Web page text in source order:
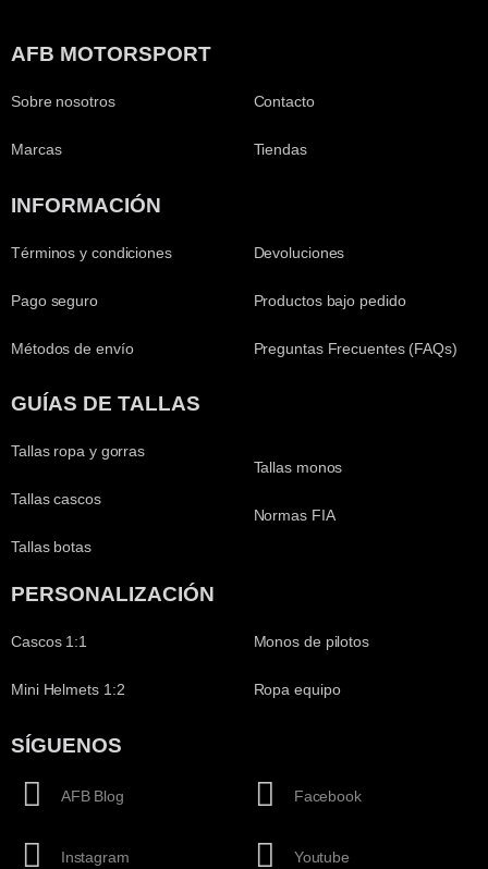
AFB MOTORSPORT
Sobre nosotros
Marcas
Contacto
Tiendas
INFORMACIÓN
Términos y condiciones
Pago seguro
Métodos de envío
Devoluciones
Productos bajo pedido
Preguntas Frecuentes (FAQs)
GUÍAS DE TALLAS
Tallas ropa y gorras
Tallas cascos
Tallas botas
Tallas monos
Normas FIA
PERSONALIZACIÓN
Cascos 1:1
Mini Helmets 1:2
Monos de pilotos
Ropa equipo
SÍGUENOS
AFB Blog
Instagram
Facebook
Youtube